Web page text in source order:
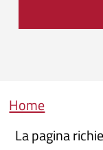
Briciole di
Home
La pagina